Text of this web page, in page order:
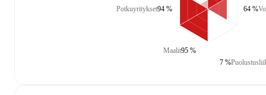
Potkuyritykset94 %
Maalit95 %
64 %
7 %